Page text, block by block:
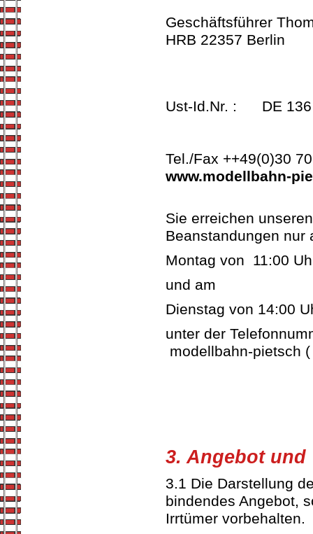
Geschäftsführer
HRB 22357 Berlin
Ust-Id.Nr. : DE 136
Tel./Fax ++49(0)30
www.modellbahn-
Sie erreichen
Beanstandungen nur
Montag von 11:00
und am
Dienstag von 14:00
unter der
modellbahn-pietsch
3. Angebot
3.1 Die Darstellung
bindendes Angebot,
Irrtümer vorbehalten.